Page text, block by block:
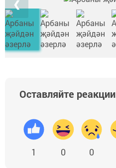
❮
Оставляйте реакции
1 0 0